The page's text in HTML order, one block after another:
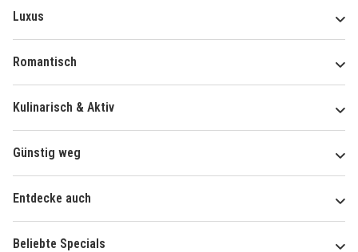
Luxus
Romantisch
Kulinarisch & Aktiv
Günstig weg
Entdecke auch
Beliebte Specials